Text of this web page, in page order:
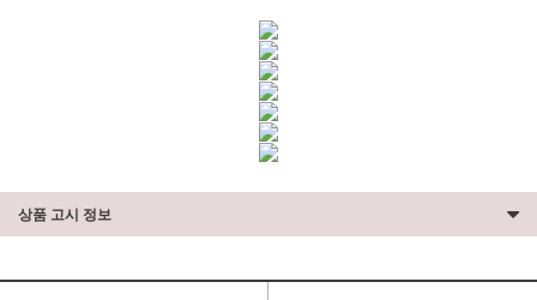
상품 고시 정보